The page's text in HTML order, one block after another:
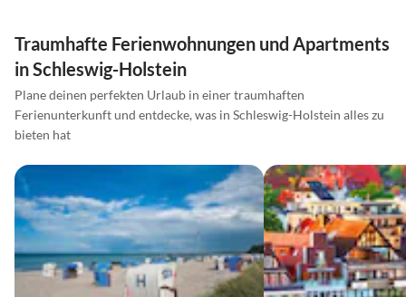
Traumhafte Ferienwohnungen und Apartments
in Schleswig-Holstein
Plane deinen perfekten Urlaub in einer traumhaften
Ferienunterkunft und entdecke, was in Schleswig-Holstein alles zu
bieten hat